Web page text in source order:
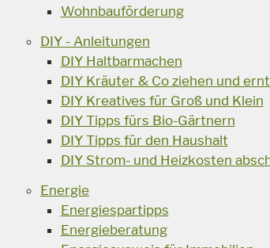
Wohnbauförderung
DIY - Anleitungen
DIY Haltbarmachen
DIY Kräuter & Co ziehen und
DIY Kreatives für Groß und Klein
DIY Tipps fürs Bio-Gärtnern
DIY Tipps für den Haushalt
DIY Strom- und Heizkosten
Energie
Energiespartipps
Energieberatung